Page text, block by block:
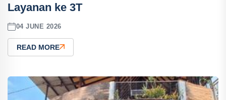
Layanan ke 3T
04 JUNE 2026
READ MORE